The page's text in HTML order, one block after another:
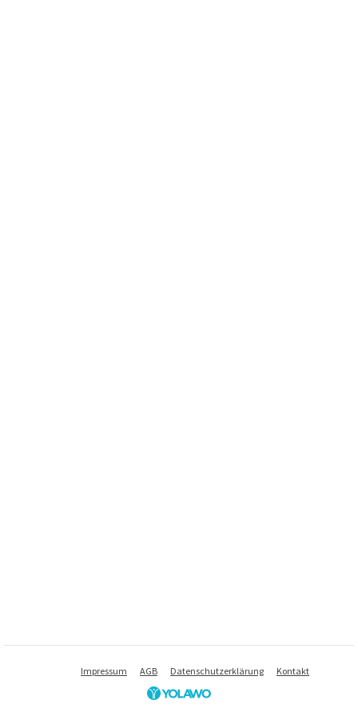
Impressum AGB Datenschutzerklärung Kontakt